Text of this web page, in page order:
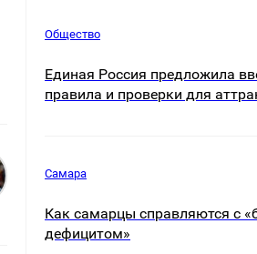
Общество
Единая Россия предложила
правила и проверки для
Самара
Как самарцы справляются с
дефицитом»